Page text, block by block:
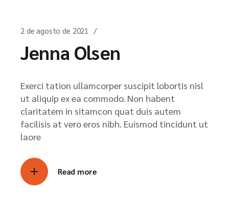
2 de agosto de 2021
Jenna Olsen
Exerci tation ullamcorper suscipit lobortis nisl
ut aliquip ex ea commodo. Non habent
claritatem in sitamcon quat duis autem
facilisis at vero eros nibh. Euismod tincidunt ut
laore
Read more